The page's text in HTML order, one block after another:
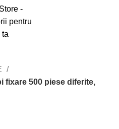
fixare 500 piese diferite,